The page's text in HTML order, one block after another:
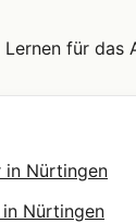
in Nürtingen
Nürtingen